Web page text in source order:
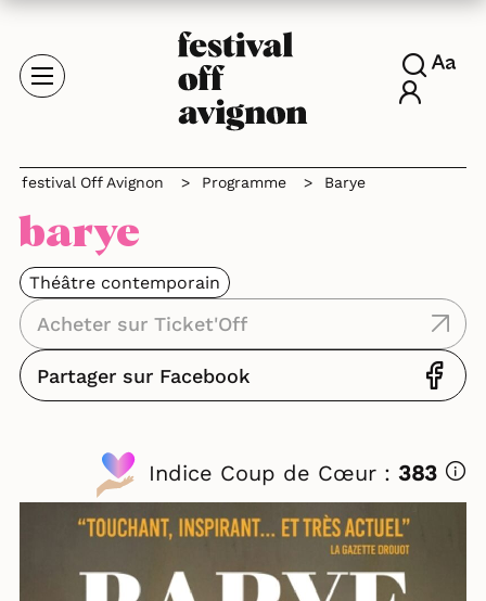
festival Off Avignon > Programme > Barye
barye
Théâtre contemporain
Acheter sur Ticket'Off
Partager sur Facebook
Indice Coup de Cœur : 383